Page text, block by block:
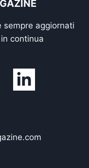
sempre aggiornati
continua